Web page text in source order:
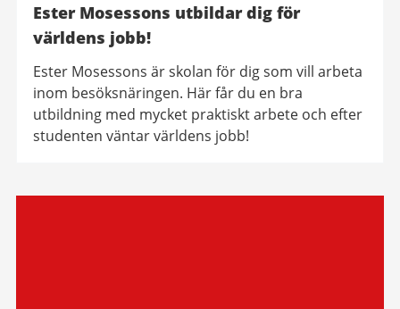
Ester Mosessons utbildar dig för
världens jobb!
Ester Mosessons är skolan för dig som vill arbeta
inom besöksnäringen. Här får du en bra
utbildning med mycket praktiskt arbete och efter
studenten väntar världens jobb!